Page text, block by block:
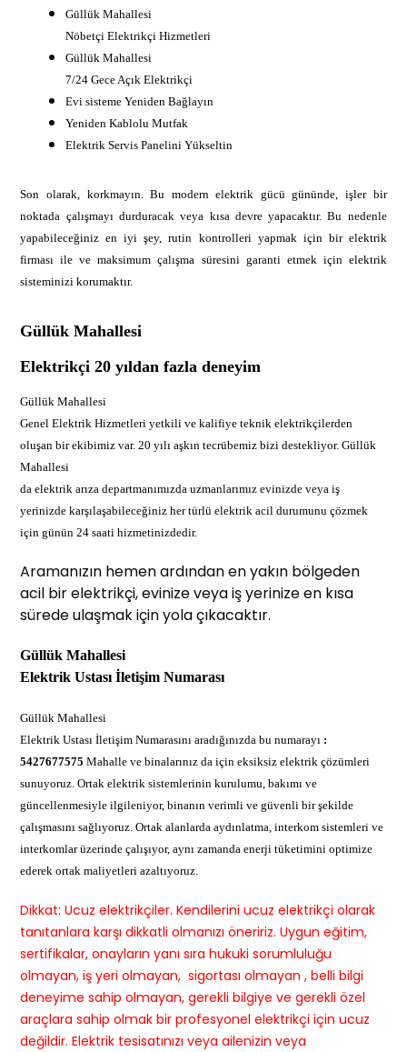
Güllük Mahallesi
Nöbetçi Elektrikçi Hizmetleri
Güllük Mahallesi
7/24 Gece Açık Elektrikçi
Evi sisteme Yeniden Bağlayın
Yeniden Kablolu Mutfak
Elektrik Servis Panelini Yükseltin
Son olarak, korkmayın. Bu modern elektrik gücü gününde, işler bir
noktada çalışmayı durduracak veya kısa devre yapacaktır. Bu nedenle
yapabileceğiniz en iyi şey, rutin kontrolleri yapmak için bir elektrik
firması ile ve maksimum çalışma süresini garanti etmek için elektrik
sisteminizi korumaktır.
Güllük Mahallesi
Elektrikçi 20 yıldan fazla deneyim
Güllük Mahallesi
Genel Elektrik Hizmetleri yetkili ve kalifiye teknik elektrikçilerden
oluşan bir ekibimiz var. 20 yılı aşkın tecrübemiz bizi destekliyor. Güllük
Mahallesi
da elektrik arıza departmanımızda uzmanlarımız evinizde veya iş
yerinizde karşılaşabileceğiniz her türlü elektrik acil durumunu çözmek
için günün 24 saati hizmetinizdedir.
Aramanızın hemen ardından en yakın bölgeden
acil bir elektrikçi, evinize veya iş yerinize en kısa
sürede ulaşmak için yola çıkacaktır.
Güllük Mahallesi
Elektrik Ustası İletişim Numarası
Güllük Mahallesi
Elektrik Ustası İletişim Numarasını aradığınızda bu numarayı :
5427677575 Mahalle ve binalarınız da için eksiksiz elektrik çözümleri
sunuyoruz. Ortak elektrik sistemlerinin kurulumu, bakımı ve
güncellenmesiyle ilgileniyor, binanın verimli ve güvenli bir şekilde
çalışmasını sağlıyoruz. Ortak alanlarda aydınlatma, interkom sistemleri ve
interkomlar üzerinde çalışıyor, aynı zamanda enerji tüketimini optimize
ederek ortak maliyetleri azaltıyoruz.
Dikkat: Ucuz elektrikçiler. Kendilerini ucuz elektrikçi olarak
tanıtanlara karşı dikkatli olmanızı öneririz. Uygun eğitim,
sertifikalar, onayların yanı sıra hukuki sorumluluğu
olmayan, iş yeri olmayan, sigortası olmayan , belli bilgi
deneyime sahip olmayan, gerekli bilgiye ve gerekli özel
araçlara sahip olmak bir profesyonel elektrikçi için ucuz
değildir. Elektrik tesisatınızı veya ailenizin veya